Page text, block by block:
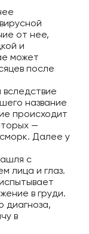
от нее,
и
может
после
название
происходит
—
Далее у
с
лица и глаз.
в груди.
диагноза,
в